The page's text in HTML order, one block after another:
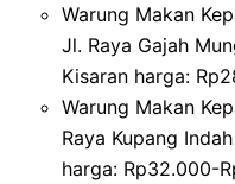
Warung Makan
Jl. Raya Gajah
Kisaran harga:
Warung Makan
Raya Kupang
harga: Rp32.000-